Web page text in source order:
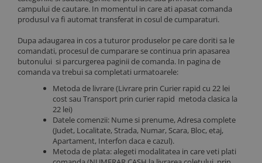
campului de cautare. In momentul in care ati apasat comanda
produsul va fi automat transferat in cosul de cumparaturi.
Dupa adaugarea in cos a tuturor produselor pe care doriti sa le
comandati, procesul de cumparare se continua prin apasarea
butonului si parcurgerea paginii de comanda. In pagina de
comanda va trebui sa completati urmatoarele:
Metoda de livrare (Livrare prin Curier rapid cu 22 lei
cost sau Transport prin curier rapid metoda clasica la
22 lei)
Datele comenzii: Nume si prenume, Adresa complete
(Judet, Localitate, Strada, Numar, Scara, Bloc, etaj,
Apartament, Interfon daca e cazul).
Metoda de plata: alegeti modalitatea in care veti plati